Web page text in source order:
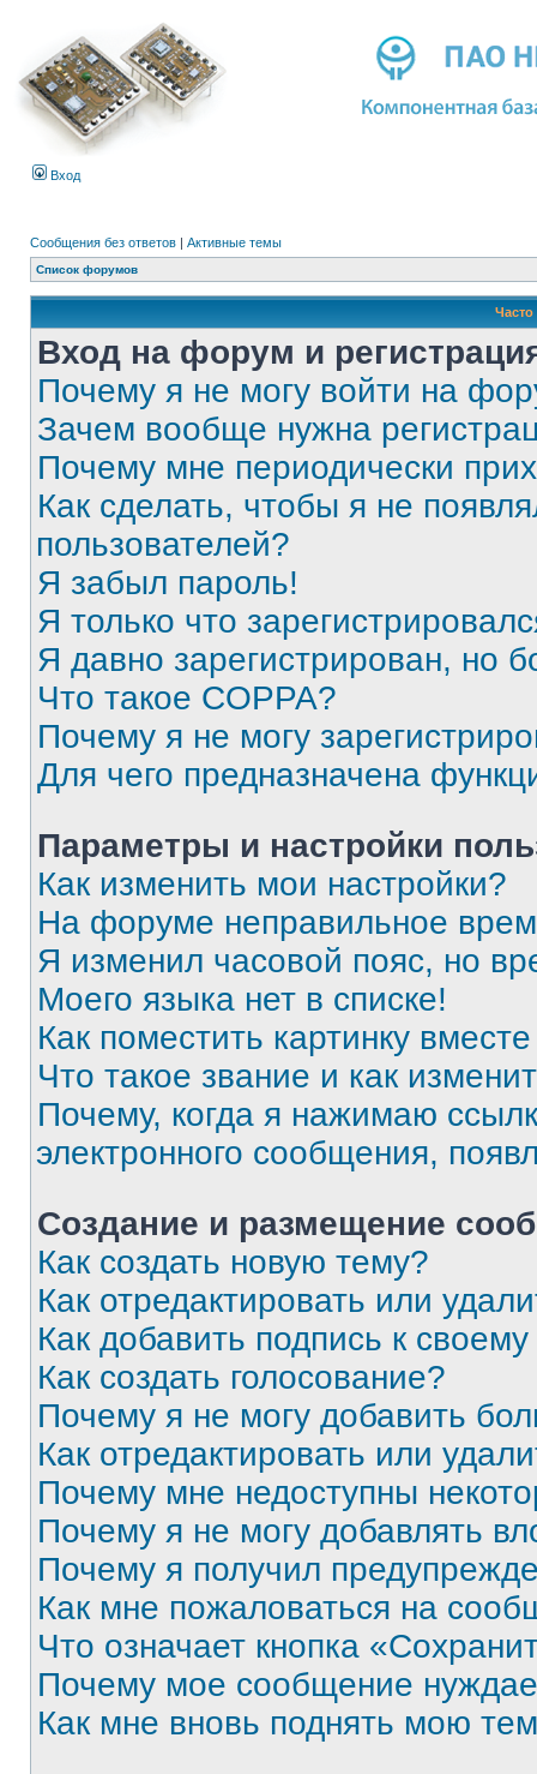
Вход
Сообщения без ответов | Активные темы
Список форумов
Вход на форум и
Почему я не могу войти на
Зачем вообще нужна
Почему мне периодически
Как сделать, чтобы я не
пользователей?
Я забыл пароль!
Я только что
Я давно зарегистрирован, но
Что такое COPPA?
Почему я не могу
Для чего предназначена
Параметры и настройки
Как изменить мои настройки?
На форуме неправильное
Я изменил часовой пояс, но
Моего языка нет в списке!
Как поместить картинку
Что такое звание и как
Почему, когда я нажимаю
электронного сообщения,
Создание и размещение
Как создать новую тему?
Как отредактировать или
Как добавить подпись к
Как создать голосование?
Почему я не могу добавить
Как отредактировать или
Почему мне недоступны
Почему я не могу добавлять
Почему я получил
Как мне пожаловаться на
Что означает кнопка
Почему мое сообщение
Как мне вновь поднять мою